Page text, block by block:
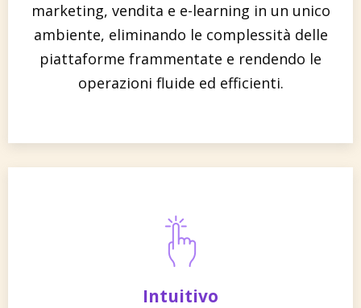
marketing, vendita e e-learning in un unico
ambiente, eliminando le complessità delle
piattaforme frammentate e rendendo le
operazioni fluide ed efficienti.
Intuitivo